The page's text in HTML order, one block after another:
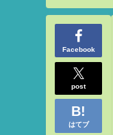
Facebook
post
はてブ